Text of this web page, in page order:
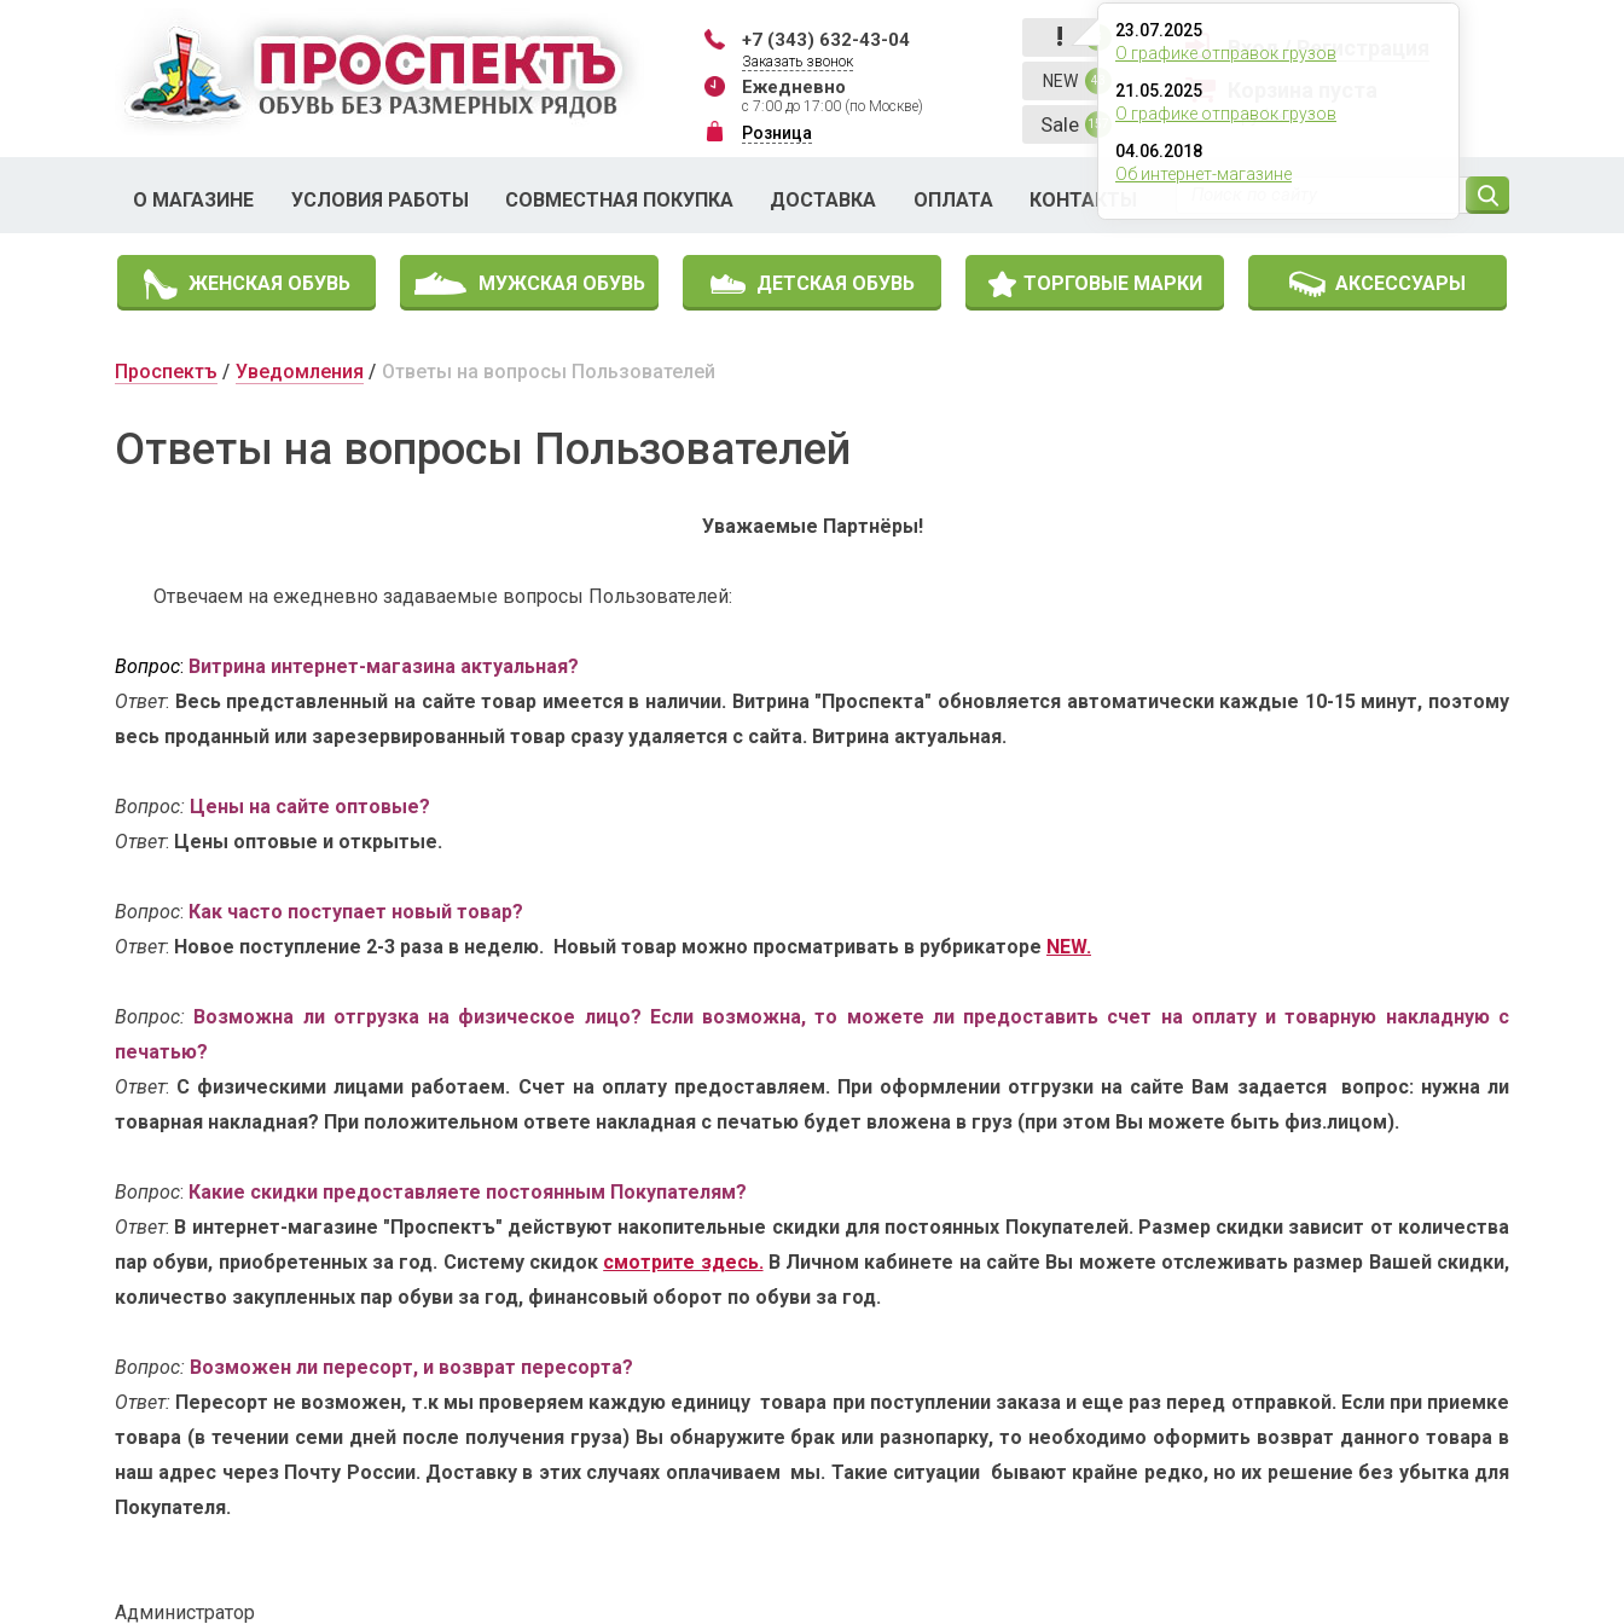
+7 (343) 632-43-04
Заказать звонок
Ежедневно
с 7:00 до 17:00 (по Москве)
Розница
!
23.07.2025
О графике отправок грузов
21.05.2025
О графике отправок грузов
04.06.2018
Об интернет-магазине
NEW 43
Sale 157
Вход /Регистрация
0рублей
О МАГАЗИНЕ УСЛОВИЯ РАБОТЫ СОВМЕСТНАЯ ПОКУПКА ДОСТАВКА ОПЛАТА КОНТАКТЫ
ЖЕНСКАЯ ОБУВЬ МУЖСКАЯ ОБУВЬ ДЕТСКАЯ ОБУВЬ ТОРГОВЫЕ МАРКИ АКСЕССУАРЫ
Проспектъ Уведомления Ответы на вопросы Пользователей
Ответы на вопросы Пользователей
Уважаемые Партнёры!
Отвечаем на ежедневно задаваемые вопросы Пользователей:
Вопрос: Витрина интернет-магазина актуальная?
Ответ: Весь представленный на сайте товар имеется в наличии. Витрина "Проспекта" обновляется автоматически каждые 10-15 минут, поэтому
весь проданный или зарезервированный товар сразу удаляется с сайта. Витрина актуальная.
Вопрос: Цены на сайте оптовые?
Ответ: Цены оптовые и открытые.
Вопрос: Как часто поступает новый товар?
Ответ: Новое поступление 2-3 раза в неделю. Новый товар можно просматривать в рубрикаторе NEW.
Вопрос: Возможна ли отгрузка на физическое лицо? Если возможна, то можете ли предоставить счет на оплату и товарную накладную с
печатью?
Ответ: С физическими лицами работаем. Счет на оплату предоставляем. При оформлении отгрузки на сайте Вам задается вопрос: нужна ли
товарная накладная? При положительном ответе накладная с печатью будет вложена в груз (при этом Вы можете быть физ.лицом).
Вопрос: Какие скидки предоставляете постоянным Покупателям?
Ответ: В интернет-магазине "Проспектъ" действуют накопительные скидки для постоянных Покупателей. Размер скидки зависит от количества
пар обуви, приобретенных за год. Систему скидок смотрите здесь.В Личном кабинете на сайте Вы можете отслеживать размер Вашей скидки,
количество закупленных пар обуви за год, финансовый оборот по обуви за год.
Вопрос: Возможен ли пересорт, и возврат пересорта?
Ответ: Пересорт не возможен, т.к мы проверяем каждую единицу товара при поступлении заказа и еще раз перед отправкой. Если при приемке
товара (в течении семи дней после получения груза) Вы обнаружите брак или разнопарку, то необходимо оформить возврат данного товара в
наш адрес через Почту России. Доставку в этих случаях оплачиваем мы. Такие ситуации бывают крайне редко, но их решение без убытка для
Покупателя.
Администратор